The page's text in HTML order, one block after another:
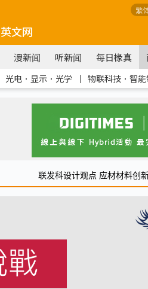
繁
英文网
漫新闻 听新闻 每日椽真
光电．显示．光学 ｜ 物联科技．智
联发科设计观点 应材材料创